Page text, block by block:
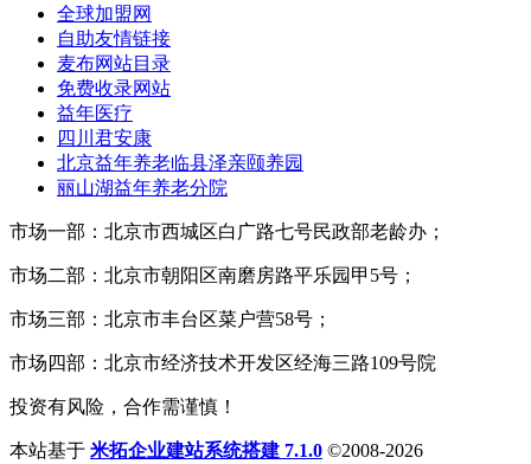
全球加盟网
自助友情链接
麦布网站目录
免费收录网站
益年医疗
四川君安康
北京益年养老临县泽亲颐养园
丽山湖益年养老分院
市场一部：北京市西城区白广路七号民政部老龄办；
市场二部：北京市朝阳区南磨房路平乐园甲5号；
市场三部：北京市丰台区菜户营58号；
市场四部：北京市经济技术开发区经海三路109号院
投资有风险，合作需谨慎！
本站基于 米拓企业建站系统搭建 7.1.0 ©2008-2026